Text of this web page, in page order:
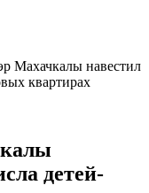
Махачкалы навестил
квартирах
детей-